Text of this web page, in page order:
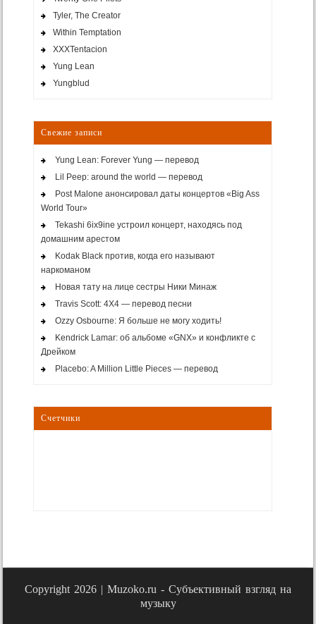
Tyler, The Creator
Within Temptation
XXXTentacion
Yung Lean
Yungblud
Свежие записи
Yung Lean: Forever Yung — перевод
Lil Peep: around the world — перевод
Post Malone анонсировал даты концертов «Big Ass
World Tour»
Tekashi 6ix9ine устроил концерт, находясь под
домашним арестом
Kodak Black против, когда его называют
наркоманом
Новая тату на лице сестры Ники Минаж
Travis Scott: 4X4 — перевод песни
Ozzy Osbourne: Я больше не могу ходить!
Kendrick Lamar: об альбоме «GNX» и конфликте с
Дрейком
Placebo: A Million Little Pieces — перевод
Счетчики
Copyright 2026 | Muzoko.ru - Субъективный взгляд на
музыку